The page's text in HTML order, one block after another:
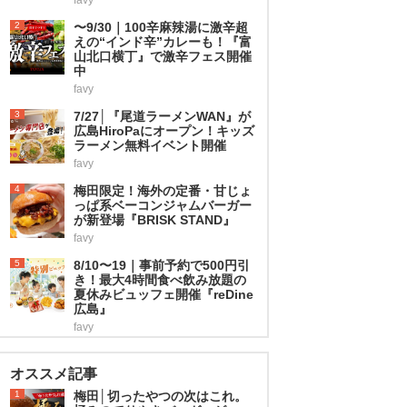
2
〜9/30｜100辛麻辣湯に激辛超
えの“インド辛”カレーも！『富
山北口横丁』で激辛フェス開催
中
favy
3
7/27│『尾道ラーメンWAN』が
広島HiroPaにオープン！キッズ
ラーメン無料イベント開催
favy
4
梅田限定！海外の定番・甘じょ
っぱ系ベーコンジャムバーガー
が新登場『BRISK STAND』
favy
5
8/10〜19｜事前予約で500円引
き！最大4時間食べ飲み放題の
夏休みビュッフェ開催『reDine
広島』
favy
オススメ記事
1
梅田│切ったやつの次はこれ。